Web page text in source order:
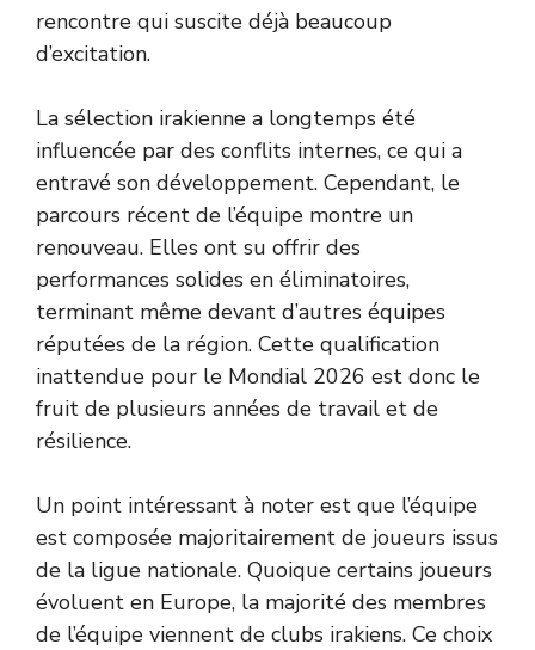
rencontre qui suscite déjà beaucoup
d’excitation.
La sélection irakienne a longtemps été
influencée par des conflits internes, ce qui a
entravé son développement. Cependant, le
parcours récent de l’équipe montre un
renouveau. Elles ont su offrir des
performances solides en éliminatoires,
terminant même devant d’autres équipes
réputées de la région. Cette qualification
inattendue pour le Mondial 2026 est donc le
fruit de plusieurs années de travail et de
résilience.
Un point intéressant à noter est que l’équipe
est composée majoritairement de joueurs issus
de la ligue nationale. Quoique certains joueurs
évoluent en Europe, la majorité des membres
de l’équipe viennent de clubs irakiens. Ce choix